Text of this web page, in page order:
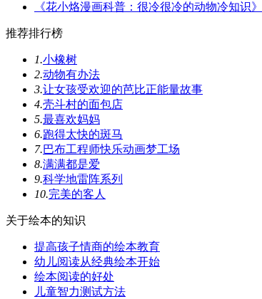
《花小烙漫画科普：很冷很冷的动物冷知识
推荐排行榜
1.小橡树
2.动物有办法
3.让女孩受欢迎的芭比正能量故事
4.壳斗村的面包店
5.最喜欢妈妈
6.跑得太快的斑马
7.巴布工程师快乐动画梦工场
8.满满都是爱
9.科学地雷阵系列
10.完美的客人
关于绘本的知识
提高孩子情商的绘本教育
幼儿阅读从经典绘本开始
绘本阅读的好处
儿童智力测试方法